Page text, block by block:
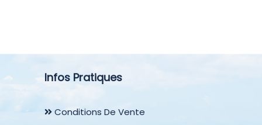
Infos Pratiques
Conditions De Vente